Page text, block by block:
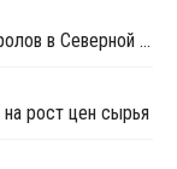
Styrolution укрепляет свой бизнес полистиролов в Северной Америке
рост цен сырья